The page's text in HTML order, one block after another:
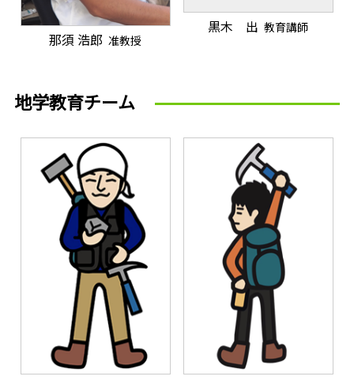
那須 浩郎 准教授
黒木 出 教育講師
地学教育チーム